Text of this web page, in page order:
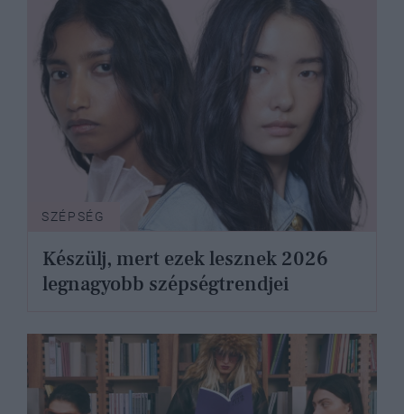
SZÉPSÉG
Készülj, mert ezek lesznek 2026
legnagyobb szépségtrendjei